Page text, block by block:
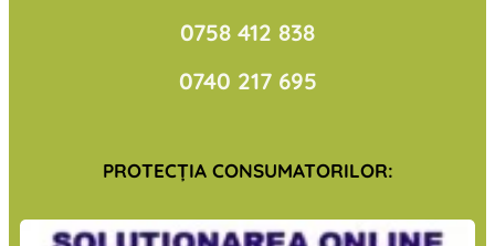
0758 412 838
0740 217 695
PROTECŢIA CONSUMATORILOR: